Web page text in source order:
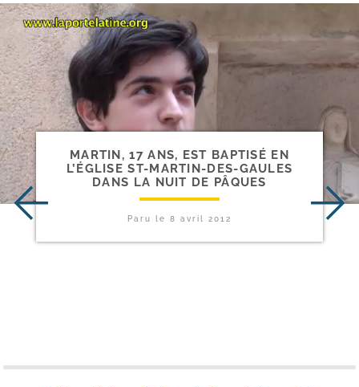
MARTIN, 17 ANS, EST BAPTISÉ EN
L’ÉGLISE ST-​MARTIN-​DES-​GAULES
DANS LA NUIT DE PÂQUES
Paru le 8 avril 2012